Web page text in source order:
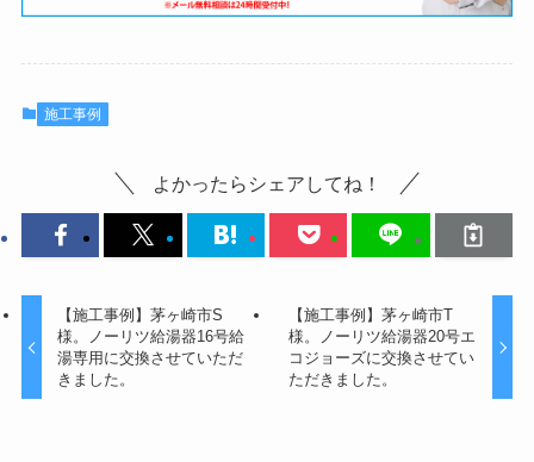
施工事例
よかったらシェアしてね！
【施工事例】茅ヶ崎市S
様。ノーリツ給湯器16号給
湯専用に交換させていただ
きました。
【施工事例】茅ヶ崎市T
様。ノーリツ給湯器20号エ
コジョーズに交換させてい
ただきました。